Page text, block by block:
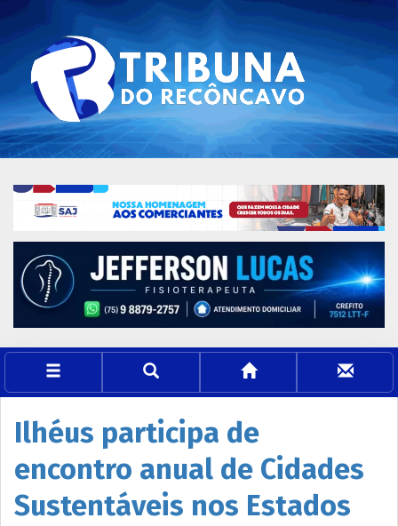
Ilhéus participa de
encontro anual de Cidades
Sustentáveis nos Estados